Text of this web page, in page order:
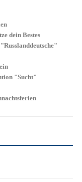
dein Bestes
"Sucht"